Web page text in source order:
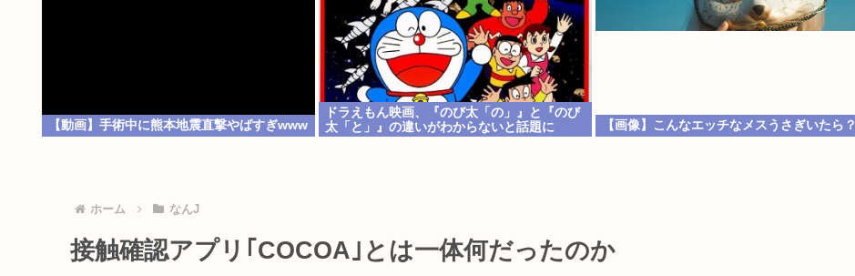
【動画】手術中に熊本地震直撃やばすぎwww
ドラえもん映画、『のび太「の」』と『のび
太「と」』の違いがわからないと話題に
【画像】こんなエッチなメスうさぎいたら？
ホーム なんJ
接触確認アプリ｢COCOA｣とは一体何だったのか